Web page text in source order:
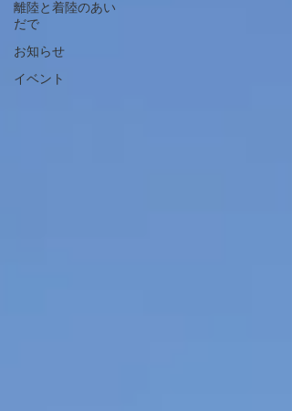
離陸と着陸のあい
だで
お知らせ
イベント